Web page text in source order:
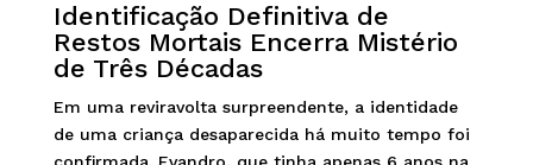
Identificação Definitiva de
Restos Mortais Encerra Mistério
de Três Décadas
Em uma reviravolta surpreendente, a identidade
de uma criança desaparecida há muito tempo foi